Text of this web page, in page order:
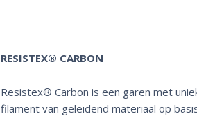
RESISTEX® CARBON
Resistex® Carbon is een garen met
filament van geleidend materiaal op